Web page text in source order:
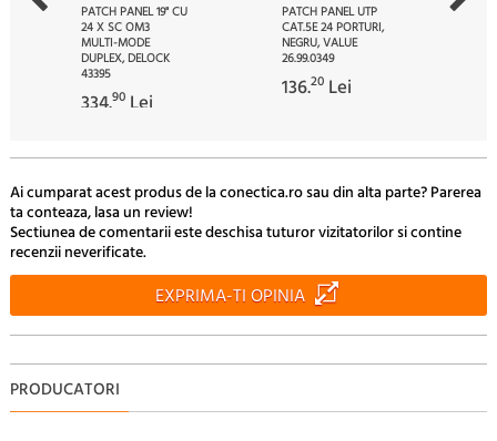
PATCH PANEL 19" CU
24 X SC OM3
MULTI-MODE
DUPLEX, DELOCK
43395
334.90 Lei
PATCH PANEL UTP
CAT.5E 24 PORTURI,
NEGRU, VALUE
26.99.0349
136.20 Lei
Ai cumparat acest produs de la conectica.ro sau din alta parte? Parerea
ta conteaza, lasa un review!
Sectiunea de comentarii este deschisa tuturor vizitatorilor si contine
recenzii neverificate.
EXPRIMA-TI OPINIA
PRODUCATORI